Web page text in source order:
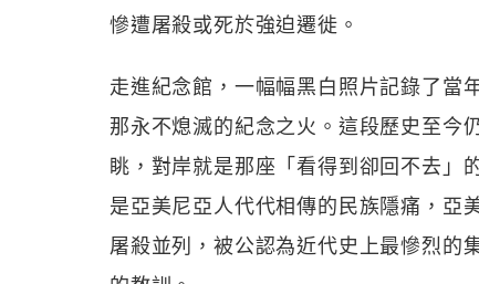
慘遭屠殺或死於強迫遷徙。
走進紀念館，一幅幅黑白照片記錄了當
那永不熄滅的紀念之火。這段歷史至今
眺，對岸就是那座「看得到卻回不去」
是亞美尼亞人代代相傳的民族隱痛，亞
屠殺並列，被公認為近代史上最慘烈的